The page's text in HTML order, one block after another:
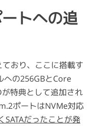
トへの追
おり、ここに搭載す
への256GBとCore
特典として追加され
ポートはNVMe対応
SATAだったことが発